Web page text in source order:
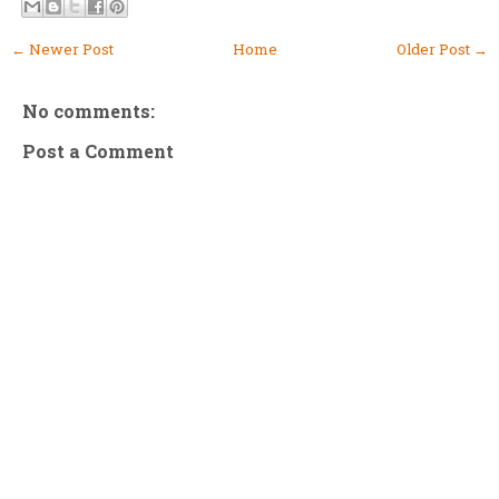
← Newer Post Older Post →
Home
No comments:
Post a Comment